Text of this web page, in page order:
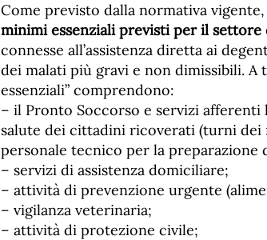
Come previsto dalla normativa vigente,
minimi essenziali previsti per il settore
connesse all’assistenza diretta ai
dei malati più gravi e non dimissibili.
essenziali” comprendono:
– il Pronto Soccorso e servizi
salute dei cittadini ricoverati (turni dei
personale tecnico per la preparazione
– servizi di assistenza domiciliare;
– attività di prevenzione urgente
– vigilanza veterinaria;
– attività di protezione civile;